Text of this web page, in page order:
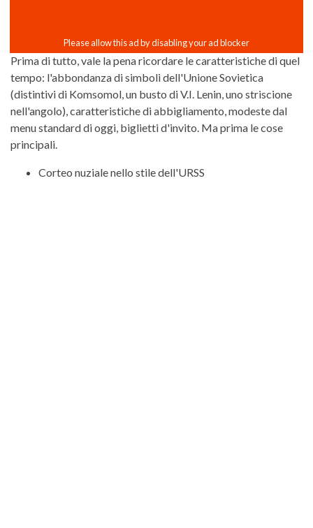
Prima di tutto, vale la pena ricordare le caratteristiche di quel
tempo: l'abbondanza di simboli dell'Unione Sovietica
(distintivi di Komsomol, un busto di V.I. Lenin, uno striscione
nell'angolo), caratteristiche di abbigliamento, modeste dal
menu standard di oggi, biglietti d'invito. Ma prima le cose
principali.
Corteo nuziale nello stile dell'URSS